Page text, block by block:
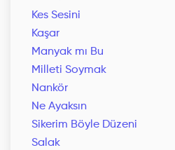
Kes Sesini
Kaşar
Manyak mı Bu
Milleti Soymak
Nankör
Ne Ayaksın
Sikerim Böyle Düzeni
Salak